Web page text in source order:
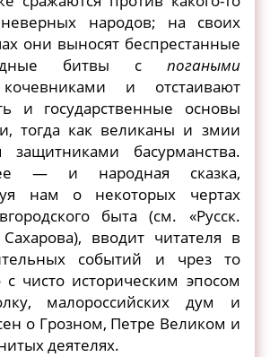
народов; на своих
они выносят беспрестанные
битвы с погаными
и отстаивают
и государственные основы
тогда как великаны и змии
защитниками басурманства.
— и народная сказка,
нам о некоторых чертах
быта (см. «Русск.
вводит читателя в
событий и чрез то
с чисто историческим эпосом
малороссийских дум и
о Грозном, Петре Великом и
деятелях.